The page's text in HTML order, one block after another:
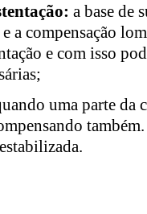
a base de
a compensação
e com isso
uma parte da